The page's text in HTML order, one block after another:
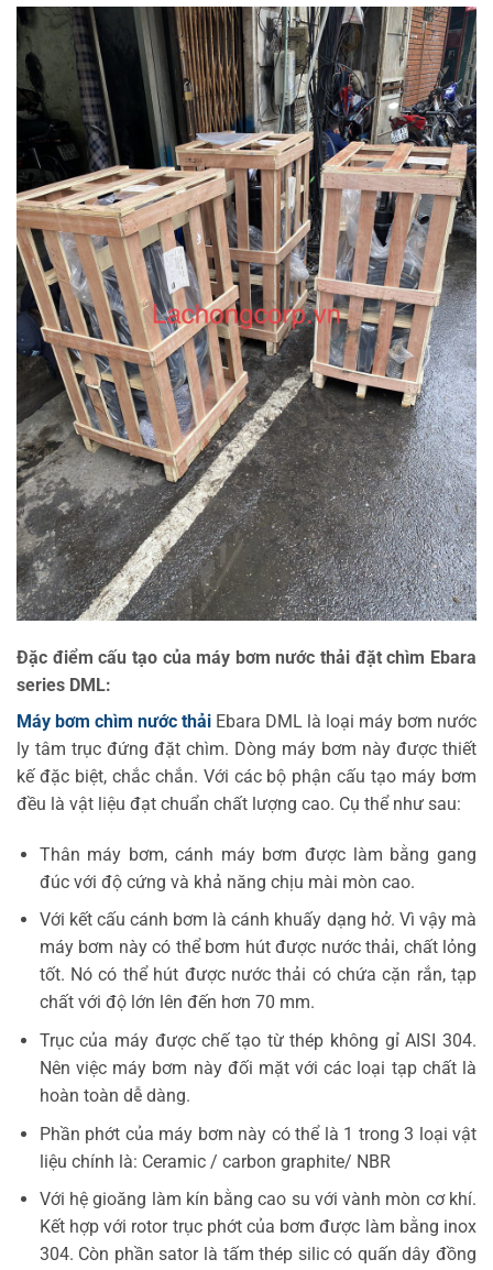
Đặc điểm cấu tạo của máy bơm nước thải đặt chìm Ebara
series DML:
Máy bơm chìm nước thải Ebara DML là loại máy bơm nước
ly tâm trục đứng đặt chìm. Dòng máy bơm này được thiết
kế đặc biệt, chắc chắn. Với các bộ phận cấu tạo máy bơm
đều là vật liệu đạt chuẩn chất lượng cao. Cụ thể như sau:
Thân máy bơm, cánh máy bơm được làm bằng gang
đúc với độ cứng và khả năng chịu mài mòn cao.
Với kết cấu cánh bơm là cánh khuấy dạng hở. Vì vậy mà
máy bơm này có thể bơm hút được nước thải, chất lỏng
tốt. Nó có thể hút được nước thải có chứa cặn rắn, tạp
chất với độ lớn lên đến hơn 70 mm.
Trục của máy được chế tạo từ thép không gỉ AISI 304.
Nên việc máy bơm này đối mặt với các loại tạp chất là
hoàn toàn dễ dàng.
Phần phớt của máy bơm này có thể là 1 trong 3 loại vật
liệu chính là: Ceramic / carbon graphite/ NBR
Với hệ gioăng làm kín bằng cao su với vành mòn cơ khí.
Kết hợp với rotor trục phớt của bơm được làm bằng inox
304. Còn phần sator là tấm thép silic có quấn dây đồng